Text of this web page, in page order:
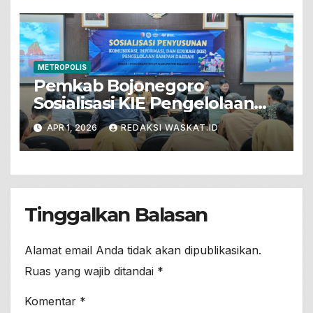
METROPOLIS
Pemkab Bojonegoro
Sosialisasi KIE Pengelolaan
Sampah
APR 1, 2026 REDAKSI WASKAT.ID
Tinggalkan Balasan
Alamat email Anda tidak akan dipublikasikan.
Ruas yang wajib ditandai *
Komentar *